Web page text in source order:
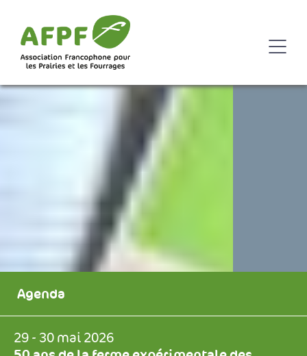
Agenda
29 - 30 mai 2026